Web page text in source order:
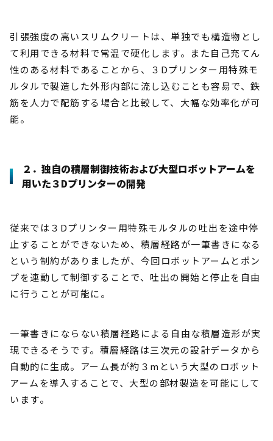
引張強度の高いスリムクリートは、単独でも構造物とし
て利用できる材料で常温で硬化します。また自己充てん
性のある材料であることから、３Dプリンター用特殊モ
ルタルで製造した外形内部に流し込むことも容易で、鉄
筋を人力で配筋する場合と比較して、大幅な効率化が可
能。
２．独自の積層制御技術および大型ロボットアームを
用いた３Dプリンターの開発
従来では３Dプリンター用特殊モルタルの吐出を途中停
止することができないため、積層経路が一筆書きになる
という制約がありましたが、今回ロボットアームとポン
プを連動して制御することで、吐出の開始と停止を自由
に行うことが可能に。
一筆書きにならない積層経路による自由な積層造形が実
現できるそうです。積層経路は三次元の設計データから
自動的に生成。アーム長が約３mという大型のロボット
アームを導入することで、大型の部材製造を可能にして
います。